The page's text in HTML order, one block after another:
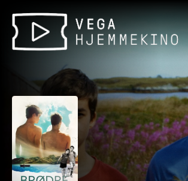
Tilgjengelighetslenker